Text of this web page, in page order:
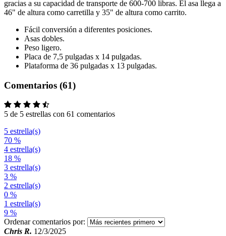
gracias a su capacidad de transporte de 600-700 libras. El asa llega a
46" de altura como carretilla y 35" de altura como carrito.
Fácil conversión a diferentes posiciones.
Asas dobles.
Peso ligero.
Placa de 7,5 pulgadas x 14 pulgadas.
Plataforma de 36 pulgadas x 13 pulgadas.
Comentarios (61)
5 de 5 estrellas con 61 comentarios
5 estrella(s)
70 %
4 estrella(s)
18 %
3 estrella(s)
3 %
2 estrella(s)
0 %
1 estrella(s)
9 %
Ordenar comentarios por:
Chris R. 12/3/2025